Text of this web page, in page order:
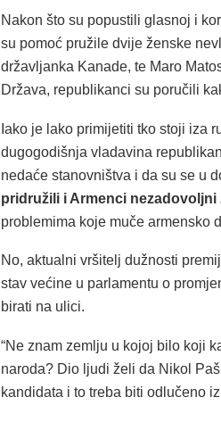
Nakon što su popustili glasnoj i
su pomoć pružile dvije ženske
državljanka Kanade, te Maro
Država, republikanci su poručili
Iako je lako primijetiti tko stoji iza
dugogodišnja vladavina
nedaće stanovništva i da su se u
pridružili i Armenci
problemima koje muče armensko
No, aktualni vršitelj dužnosti
stav većine u parlamentu o
birati na ulici.
“Ne znam zemlju u kojoj bilo koji
naroda? Dio ljudi želi da Nikol
kandidata i to treba biti odlučeno